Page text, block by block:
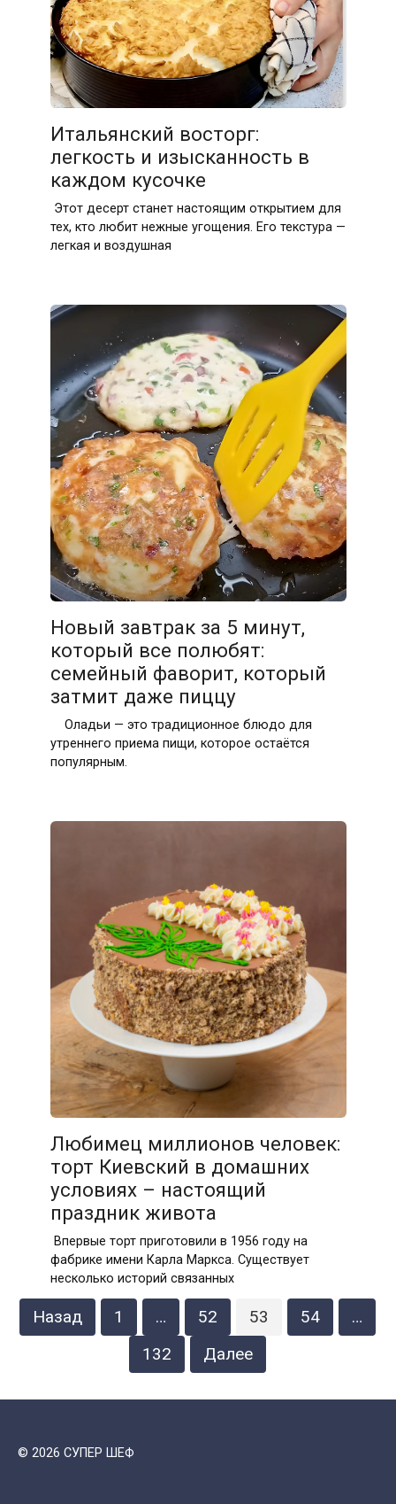
Итальянский восторг:
легкость и изысканность в
каждом кусочке
Этот десерт станет настоящим открытием для
тех, кто любит нежные угощения. Его текстура —
легкая и воздушная
Новый завтрак за 5 минут,
который все полюбят:
семейный фаворит, который
затмит даже пиццу
Оладьи — это традиционное блюдо для
утреннего приема пищи, которое остаётся
популярным.
Любимец миллионов человек:
торт Киевский в домашних
условиях – настоящий
праздник живота
Впервые торт приготовили в 1956 году на
фабрике имени Карла Маркса. Существует
несколько историй связанных
Пагинация
записей
Назад 1 … 52 53 54
…
132
Далее
© 2026 СУПЕР ШЕФ